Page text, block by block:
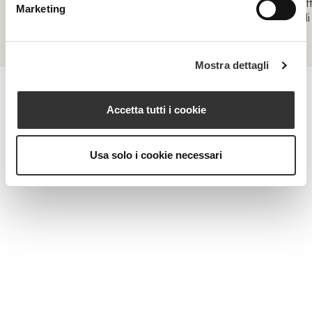
Marketing
Mostra dettagli
Accetta tutti i cookie
Usa solo i cookie necessari
Trattamento di igiene estetica all’Ozono, specifico
microbiota ed esposoma
MAGAZINE